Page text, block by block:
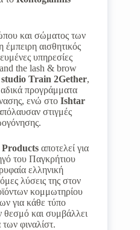
και σώματος των
έμπειρη αισθητικός
υπηρεσίες
and the lash & brow
studio Train 2Gether,
προγράμματα
ενώ στο Ishtar
στιγμές
αποτελεί για
του Παγκρήτιου
ελληνική
λύσεις της στον
κομμωτηρίου
για κάθε τύπο
θεσμό και συμβάλλει
των φιναλίστ.